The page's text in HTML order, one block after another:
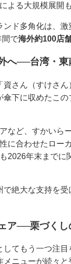
よる大規模展開
ド多角化は、
間で海外約100店
へ──台湾・
さん（すけさ
下に収めたこの
など、すかいら
に合わせたロー
2026年末までに
で絶大な支持を
ア──栗づく
てもう一つ注目
ニューが続々